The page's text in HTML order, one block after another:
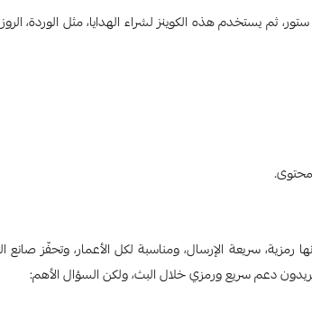
ثم يستخدم هذه الكوينز لشراء الهدايا، مثل الوردة،
انتشارًا لأنها رمزية، سريعة الإرسال، ومناسبة لكل الأعمار، وتحفّز